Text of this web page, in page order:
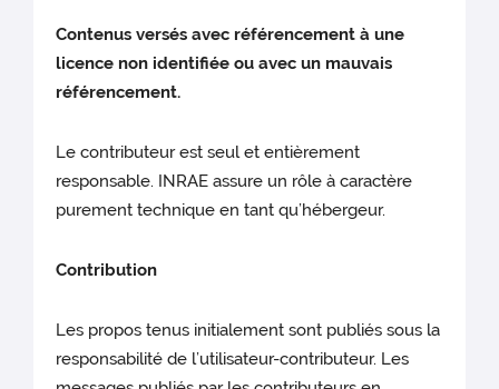
Contenus versés avec référencement à une
licence non identifiée ou avec un mauvais
référencement.
Le contributeur est seul et entièrement
responsable. INRAE assure un rôle à caractère
purement technique en tant qu’hébergeur.
Contribution
Les propos tenus initialement sont publiés sous la
responsabilité de l’utilisateur-contributeur. Les